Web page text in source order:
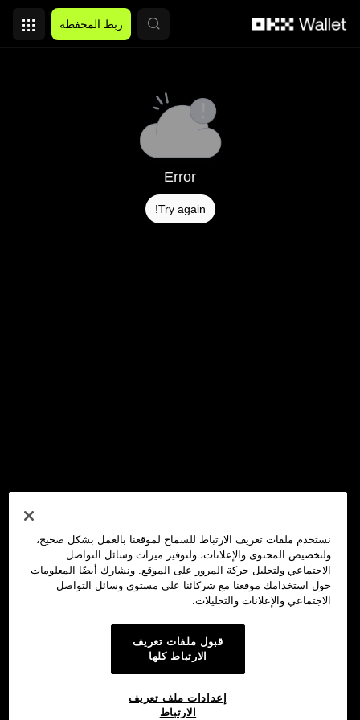
ربط المحفظة
Error
Try again!
نستخدم ملفات تعريف الارتباط للسماح لموقعنا بالعمل بشكل صحيح،
ولتخصيص المحتوى والإعلانات، ولتوفير ميزات وسائل التواصل
الاجتماعي ولتحليل حركة المرور على الموقع. ونشارك أيضًا المعلومات
حول استخدامك موقعنا مع شركائنا على مستوى وسائل التواصل
الاجتماعي والإعلانات والتحليلات.
قبول ملفات تعريف
الارتباط كلها
إعدادات ملف تعريف
الارتباط